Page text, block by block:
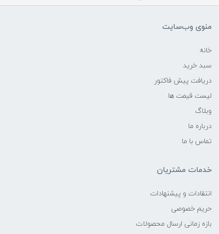
منوی وب‌سایت
خانه
سبد خرید
دریافت پیش فاکتور
لیست قیمت ها
وبلاگ
درباره ما
تماس با ما
خدمات مشتریان
انتقادات و پیشنهادات
حریم خصوصی
بازه زمانی ارسال محصولات